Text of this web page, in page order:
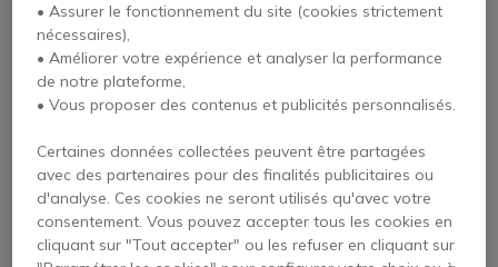
4999,95 €
3654,95 € HT -27%
• Assurer le fonctionnement du site (cookies strictement
nécessaires),
• Améliorer votre expérience et analyser la performance
de notre plateforme,
• Vous proposer des contenus et publicités personnalisés.
Certaines données collectées peuvent être partagées
avec des partenaires pour des finalités publicitaires ou
d'analyse. Ces cookies ne seront utilisés qu'avec votre
consentement. Vous pouvez accepter tous les cookies en
cliquant sur "Tout accepter" ou les refuser en cliquant sur